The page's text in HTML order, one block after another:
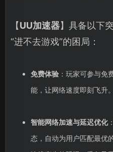
【UU加速器】具备以下
“进不去游戏”的困局：
免费体验：玩家可参与免
能，让网络速度即刻飞升。
智能网络加速与延迟优化
态，自动为用户匹配最优